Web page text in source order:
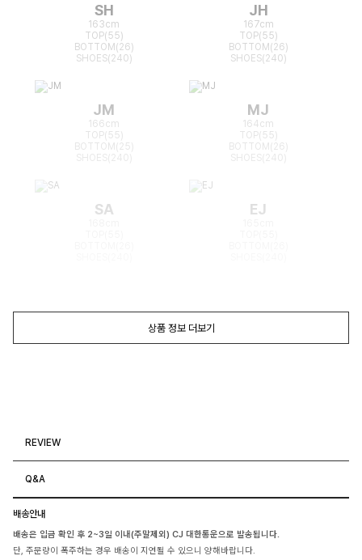
SH
163cm
TOP(55)
BOTTOM(26)
SHOES(240)
JH
167cm
TOP(55)
BOTTOM(26)
SHOES(240)
JM
166cm
TOP(55)
BOTTOM(25)
MJ
164cm
TOP(55)
BOTTOM(26)
SA EJ
상품 정보 더보기
REVIEW
Q&A
배송안내
배송은 입금 확인 후 2~3일 이내(주말제외) CJ 대한통운으로 발송됩니다.
단, 주문량이 폭주하는 경우 배송이 지연될 수 있으니 양해바랍니다.